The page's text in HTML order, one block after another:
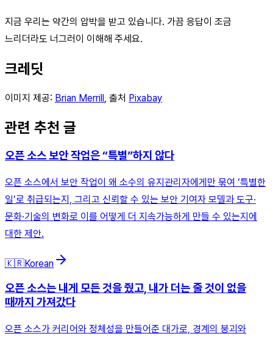
지금 우리는 약간의 압박을 받고 있습니다. 가끔 응답이 조금
느리더라도 너그러이 이해해 주세요.
크레딧
이미지 제공: Brian Merrill , 출처 Pixabay
관련 추천 글
오픈 소스 보안 작업은 “특별”하지 않다
오픈 소스에서 보안 작업이 왜 소수의 유지관리자에게만 묶여 ‘특별한
일’로 취급되는지, 그리고 신뢰할 수 있는 보안 기여자 모델과 도구·
문화·기술의 변화로 이를 어떻게 더 지속가능하게 만들 수 있는지에
대한 제안.
🇰🇷Korean
오픈 소스는 내게 모든 것을 줬고, 내가 더는 줄 것이 없을
때까지 가져갔다
오픈 소스가 커리어와 정체성을 만들어준 대가로, 경계의 붕괴와